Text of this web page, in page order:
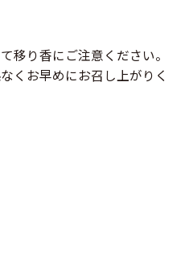
移り香にご注意ください。
くお早めにお召し上がりく